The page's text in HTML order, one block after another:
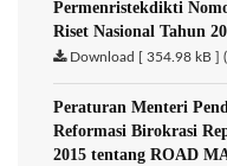
Permenristekdikti
Riset Nasional Tahun
Download [ 354.98 kB ]
Peraturan Menteri
Reformasi Birokrasi
2015 tentang ROAD